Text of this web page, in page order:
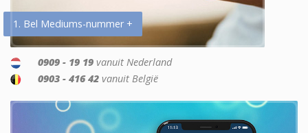
1. Bel Mediums-nummer +
0909 - 19 19 vanuit Nederland
0903 - 416 42 vanuit België